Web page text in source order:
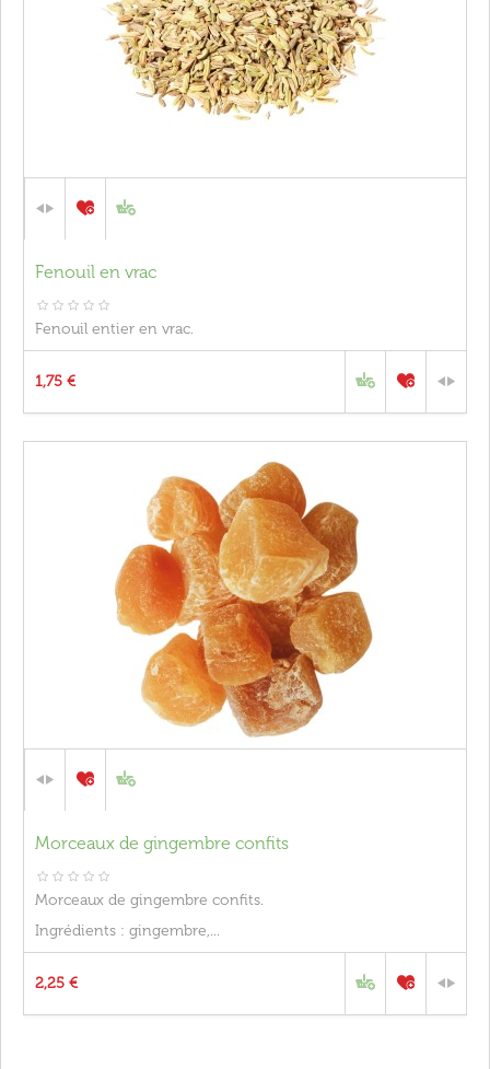
Fenouil en vrac
Fenouil entier en vrac.
1,75 €
Morceaux de gingembre confits
Morceaux de gingembre confits.
Ingrédients : gingembre,...
2,25 €